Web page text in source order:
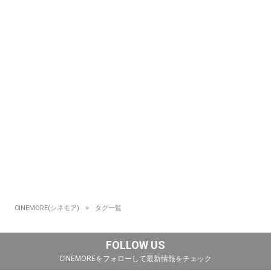
CINEMORE(シネモア) タグ一覧
FOLLOW US
CINEMOREをフォローして最新情報をチェック